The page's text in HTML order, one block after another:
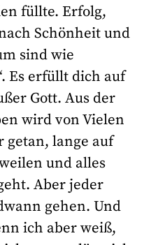
füllte. Erfolg,
Schönheit und
sind wie
Es erfüllt dich auf
Gott. Aus der
wird von Vielen
getan, lange auf
und alles
Aber jeder
gehen. Und
ich aber weiß,